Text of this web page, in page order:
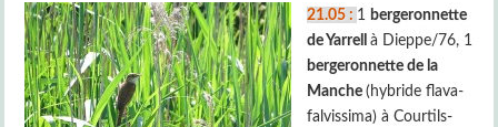
21.05 : 1 bergeronnette
de Yarrellà Dieppe/76, 1
bergeronnette de la
Manche(hybride flava-
falvissima) à Courtils-